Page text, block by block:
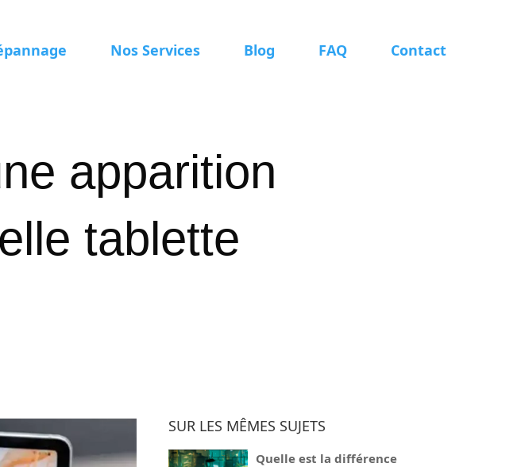
Nos Services Blog FAQ Contact
apparition
tablette
SUR LES MÊMES SUJETS
Quelle est la différence